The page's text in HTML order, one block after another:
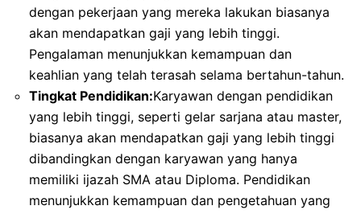
dengan pekerjaan yang mereka lakukan biasanya
akan mendapatkan gaji yang lebih tinggi.
Pengalaman menunjukkan kemampuan dan
keahlian yang telah terasah selama bertahun-tahun.
Tingkat Pendidikan:Karyawan dengan pendidikan
yang lebih tinggi, seperti gelar sarjana atau master,
biasanya akan mendapatkan gaji yang lebih tinggi
dibandingkan dengan karyawan yang hanya
memiliki ijazah SMA atau Diploma. Pendidikan
menunjukkan kemampuan dan pengetahuan yang